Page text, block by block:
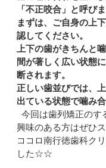
「不正咬合」と呼びま
まずは、ご自身の上
認してください。
上下の歯がきちんと
間が著しく広い状態
断されます。
正しい歯並びでは、
出ている状態で噛み合
今回は歯列矯正の
興味のある方はぜひ
ココロ南行徳歯科ク
した☆☆